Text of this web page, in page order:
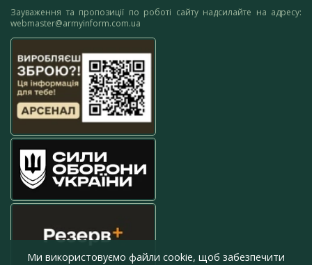
Зауваження та пропозиції по роботі сайту надсилайте на адресу:
webmaster@armyinform.com.ua
Ми використовуємо файли cookie, щоб забезпечити